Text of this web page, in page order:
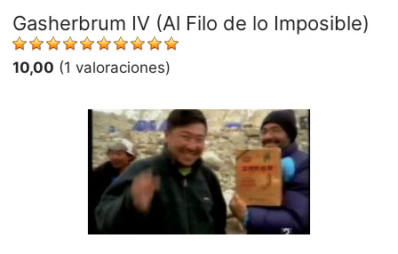
Gasherbrum IV (Al Filo de lo Imposible)
10,00 (1 valoraciones)